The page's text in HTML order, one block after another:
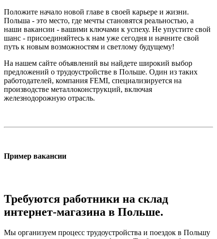
Положите начало новой главе в своей карьере и жизни.
Польша - это место, где мечты становятся реальностью, а
наши вакансии - вашими ключами к успеху. Не упустите свой
шанс - присоединяйтесь к нам уже сегодня и начните свой
путь к новым возможностям и светлому будущему!
На нашем сайте объявлений вы найдете широкий выбор
предложений о трудоустройстве в Польше. Один из таких
работодателей, компания FEMI, специализируется на
производстве металлоконструкций, включая
железнодорожную отрасль.
Пример вакансии
Требуются работники на склад
интернет-магазина в Польше.
Мы организуем процесс трудоустройства и поездок в Польшу